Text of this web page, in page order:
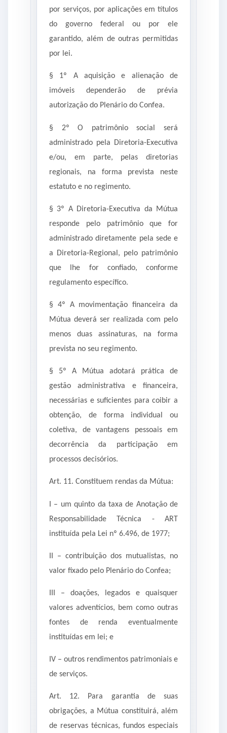
por serviços, por aplicações em títulos
do governo federal ou por ele
garantido, além de outras permitidas
por lei.
§ 1º A aquisição e alienação de
imóveis dependerão de prévia
autorização do Plenário do Confea.
§ 2º O patrimônio social será
administrado pela Diretoria-Executiva
e/ou, em parte, pelas diretorias
regionais, na forma prevista neste
estatuto e no regimento.
§ 3º A Diretoria-Executiva da Mútua
responde pelo patrimônio que for
administrado diretamente pela sede e
a Diretoria-Regional, pelo patrimônio
que lhe for confiado, conforme
regulamento específico.
§ 4º A movimentação financeira da
Mútua deverá ser realizada com pelo
menos duas assinaturas, na forma
prevista no seu regimento.
§ 5º A Mútua adotará prática de
gestão administrativa e financeira,
necessárias e suficientes para coibir a
obtenção, de forma individual ou
coletiva, de vantagens pessoais em
decorrência da participação em
processos decisórios.
Art. 11. Constituem rendas da Mútua:
I – um quinto da taxa de Anotação de
Responsabilidade Técnica - ART
instituída pela Lei nº 6.496, de 1977;
II – contribuição dos mutualistas, no
valor fixado pelo Plenário do Confea;
III – doações, legados e quaisquer
valores adventícios, bem como outras
fontes de renda eventualmente
instituídas em lei; e
IV – outros rendimentos patrimoniais e
de serviços.
Art. 12. Para garantia de suas
obrigações, a Mútua constituirá, além
de reservas técnicas, fundos especiais